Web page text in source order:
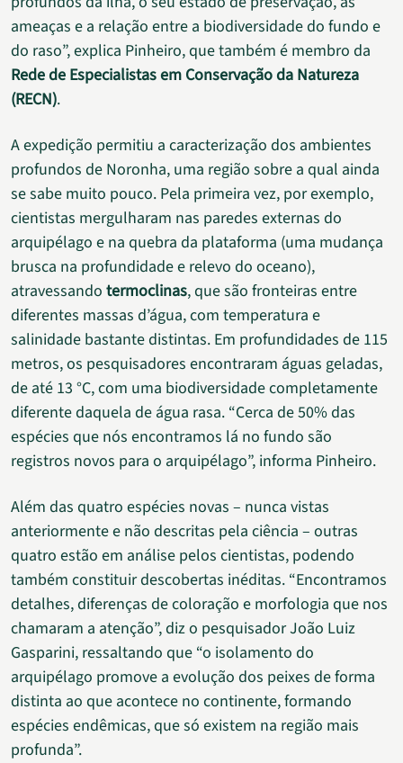
ameaças e a relação entre a biodiversidade do fundo e
do raso”, explica Pinheiro, que também é membro da
Rede de Especialistas em Conservação da Natureza
(RECN).
A expedição permitiu a caracterização dos ambientes
profundos de Noronha, uma região sobre a qual ainda
se sabe muito pouco. Pela primeira vez, por exemplo,
cientistas mergulharam nas paredes externas do
arquipélago e na quebra da plataforma (uma mudança
brusca na profundidade e relevo do oceano),
atravessando termoclinas, que são fronteiras entre
diferentes massas d’água, com temperatura e
salinidade bastante distintas. Em profundidades de 115
metros, os pesquisadores encontraram águas geladas,
de até 13 °C, com uma biodiversidade completamente
diferente daquela de água rasa. “Cerca de 50% das
espécies que nós encontramos lá no fundo são
registros novos para o arquipélago”, informa Pinheiro.
Além das quatro espécies novas – nunca vistas
anteriormente e não descritas pela ciência – outras
quatro estão em análise pelos cientistas, podendo
também constituir descobertas inéditas. “Encontramos
detalhes, diferenças de coloração e morfologia que nos
chamaram a atenção”, diz o pesquisador João Luiz
Gasparini, ressaltando que “o isolamento do
arquipélago promove a evolução dos peixes de forma
distinta ao que acontece no continente, formando
espécies endêmicas, que só existem na região mais
profunda”.